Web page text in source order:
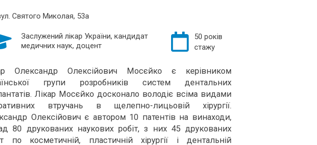
Святого Миколая, 53а
Заслужений лікар України, кандидат
медичних наук, доцент
50 років
стажу
Олександр Олексійович Мосєйко є керівником
групи розробників систем дентальних
Лікар Мосєйко досконало володіє всіма видами
втручань в щелепно-лицьовій хірургії.
Олексійович є автором 10 патентів на винаходи,
80 друкованих наукових робіт, з них 45 друкованих
по косметичній, пластичній хірургії і дентальній